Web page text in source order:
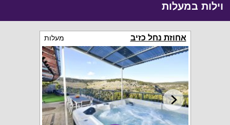
וילות במעלות
אחוזת נחל כזיב מעלות